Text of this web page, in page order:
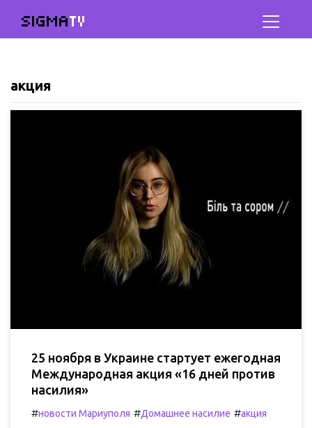
SIGMATV
акция
25 ноября в Украине стартует ежегодная
Международная акция «16 дней против
насилия»
#новости Мариуполя #Домашнее насилие #акция